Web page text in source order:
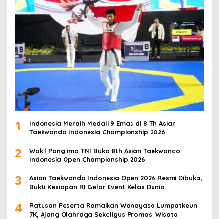
1
Indonesia Meraih Medali 9 Emas di 8 Th Asian
Taekwondo Indonesia Championship 2026
2
Wakil Panglima TNI Buka 8th Asian Taekwondo
Indonesia Open Championship 2026
3
Asian Taekwondo Indonesia Open 2026 Resmi Dibuka,
Bukti Kesiapan RI Gelar Event Kelas Dunia
4
Ratusan Peserta Ramaikan Wanayasa Lumpatkeun
7K, Ajang Olahraga Sekaligus Promosi Wisata